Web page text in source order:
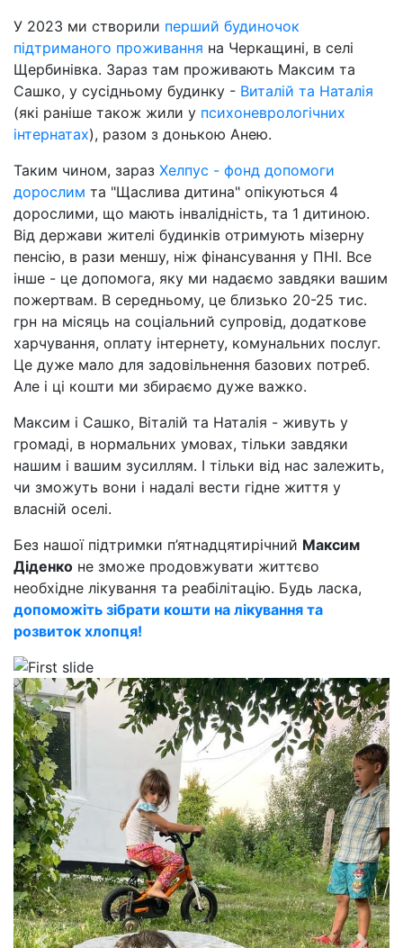
У 2023 ми створили перший будиночок
підтриманого проживання на Черкащині, в селі
Щербинівка. Зараз там проживають Максим та
Сашко, у сусідньому будинку - Виталій та Наталія
(які раніше також жили у психоневрологічних
інтернатах), разом з донькою Анею.
Таким чином, зараз Хелпус - фонд допомоги
дорослим та "Щаслива дитина" опікуються 4
дорослими, що мають інвалідність, та 1 дитиною.
Від держави жителі будинків отримують мізерну
пенсію, в рази меншу, ніж фінансування у ПНІ. Все
інше - це допомога, яку ми надаємо завдяки вашим
пожертвам. В середньому, це близько 20-25 тис.
грн на місяць на соціальний супровід, додаткове
харчування, оплату інтернету, комунальних послуг.
Це дуже мало для задовільнення базових потреб.
Але і ці кошти ми збираємо дуже важко.
Максим і Сашко, Віталій та Наталія - живуть у
громаді, в нормальних умовах, тільки завдяки
нашим і вашим зусиллям. І тільки від нас залежить,
чи зможуть вони і надалі вести гідне життя у
власній оселі.
Без нашої підтримки п’ятнадцятирічний Максим
Діденко не зможе продовжувати життєво
необхідне лікування та реабілітацію. Будь ласка,
допоможіть зібрати кошти на лікування та
розвиток хлопця!